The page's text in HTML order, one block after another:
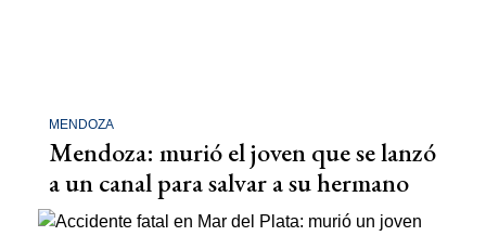
MENDOZA
Mendoza: murió el joven que se lanzó
a un canal para salvar a su hermano